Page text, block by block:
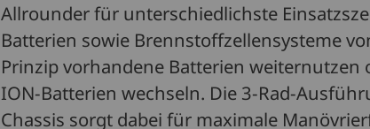
Allrounder für unterschiedlichste
Batterien sowie Brennstoffzellensysteme
Prinzip vorhandene Batterien
ION-Batterien wechseln. Die 3-Rad-
Chassis sorgt dabei für maximale